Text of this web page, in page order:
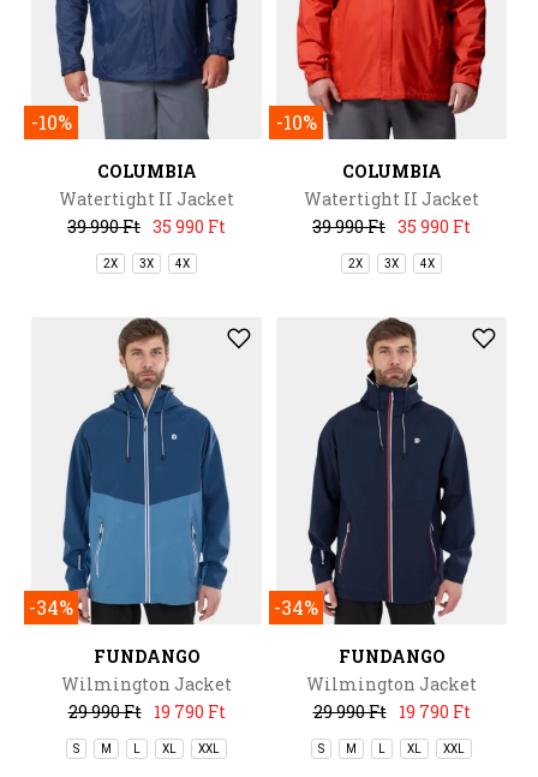
-10%
COLUMBIA
Watertight II Jacket
39 990 Ft 35 990 Ft
2X 3X 4X
-10%
COLUMBIA
Watertight II Jacket
39 990 Ft 35 990 Ft
2X 3X 4X
-34%
FUNDANGO
Wilmington Jacket
29 990 Ft
19 790 Ft
S M XL XXL
-34%
FUNDANGO
Wilmington Jacket
29 990 Ft
19 790 Ft
S M XL XXL